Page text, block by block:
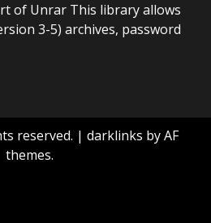
of Unrar This library allows
3-5) archives, password
reserved. | darklinks by AF
themes.